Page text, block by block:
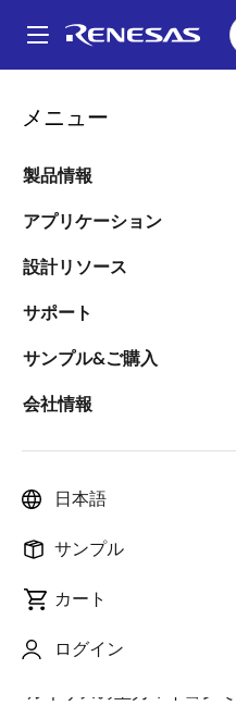
ン
メニュー
製品情報
アプリケーション
設計リソース
サポート
サンプル&ご購入
会社情報
日本語
サンプル
カート
ログイン
パ
ン
く
ず
CANを使ったアプリケーション
CANを使っ
ョンの消費
スト化を
CAN（Controller Area
けに開発された通信規格
エレベーターなどの高い
ーションで幅広く利用さ
ルネサスの主力マイコン